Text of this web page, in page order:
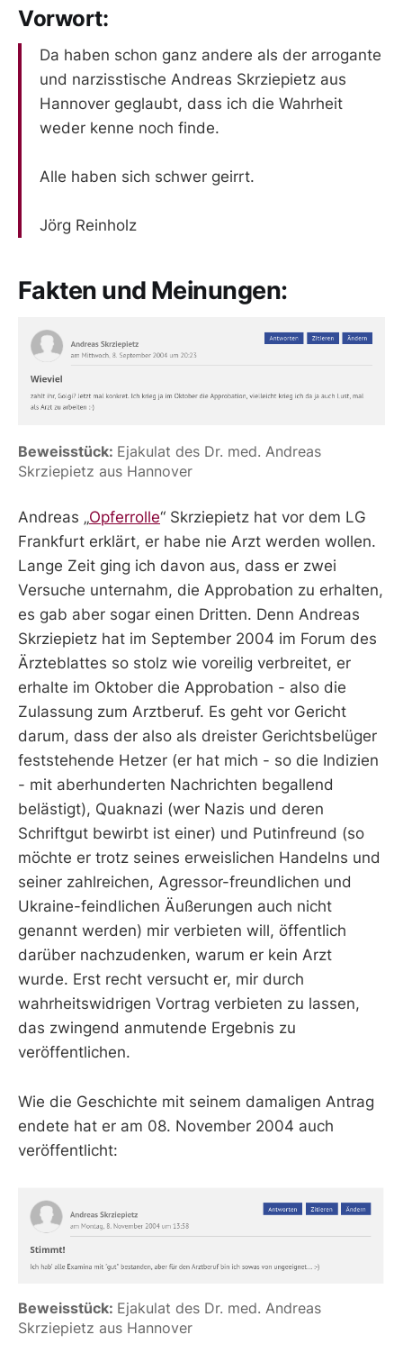
Vorwort:
Da haben schon ganz andere als der arrogante
und narzisstische Andreas Skrziepietz aus
Hannover geglaubt, dass ich die Wahrheit
weder kenne noch finde.
Alle haben sich schwer geirrt.
Jörg Reinholz
Fakten und Meinungen:
Beweisstück: Ejakulat des Dr. med. Andreas
Skrziepietz aus Hannover
Andreas „Opferrolle“ Skrziepietz hat vor dem LG
Frankfurt erklärt, er habe nie Arzt werden wollen.
Lange Zeit ging ich davon aus, dass er zwei
Versuche unternahm, die Approbation zu erhalten,
es gab aber sogar einen Dritten. Denn Andreas
Skrziepietz hat im September 2004 im Forum des
Ärzteblattes so stolz wie voreilig verbreitet, er
erhalte im Oktober die Approbation - also die
Zulassung zum Arztberuf. Es geht vor Gericht
darum, dass der also als dreister Gerichtsbelüger
feststehende Hetzer (er hat mich - so die Indizien
- mit aberhunderten Nachrichten begallend
belästigt), Quaknazi (wer Nazis und deren
Schriftgut bewirbt ist einer) und Putinfreund (so
möchte er trotz seines erweislichen Handelns und
seiner zahlreichen, Agressor-freundlichen und
Ukraine-feindlichen Äußerungen auch nicht
genannt werden) mir verbieten will, öffentlich
darüber nachzudenken, warum er kein Arzt
wurde. Erst recht versucht er, mir durch
wahrheitswidrigen Vortrag verbieten zu lassen,
das zwingend anmutende Ergebnis zu
veröffentlichen.
Wie die Geschichte mit seinem damaligen Antrag
endete hat er am 08. November 2004 auch
veröffentlicht:
Beweisstück: Ejakulat des Dr. med. Andreas
Skrziepietz aus Hannover